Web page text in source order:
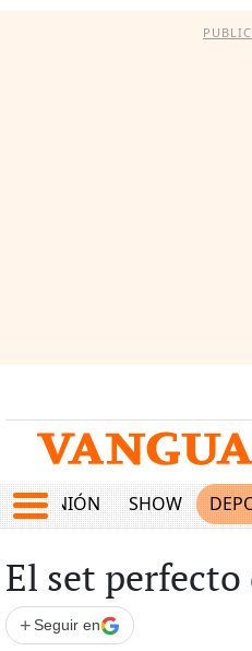
OPINIÓN SHOW
El set perfecto
+ Seguir en